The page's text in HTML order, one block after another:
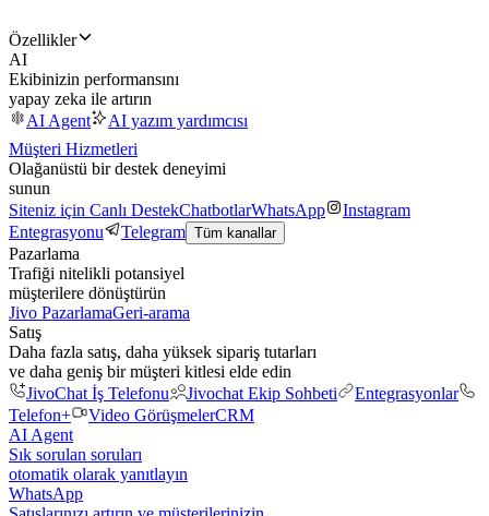
Özellikler
AI
Ekibinizin performansını
yapay zeka ile artırın
AI Agent
AI yazım yardımcısı
Müşteri Hizmetleri
Olağanüstü bir destek deneyimi
sunun
Siteniz için Canlı DestekChatbotlarWhatsApp
Instagram
Entegrasyonu
Telegram Tüm kanallar
Pazarlama
Trafiği nitelikli potansiyel
müşterilere dönüştürün
Jivo PazarlamaGeri-arama
Satış
Daha fazla satış, daha yüksek sipariş tutarları
ve daha geniş bir müşteri kitlesi elde edin
JivoChat İş Telefonu
Jivochat Ekip Sohbeti
Entegrasyonlar
Telefon+
Video GörüşmelerCRM
AI Agent
Sık sorulan soruları
otomatik olarak yanıtlayın
WhatsApp